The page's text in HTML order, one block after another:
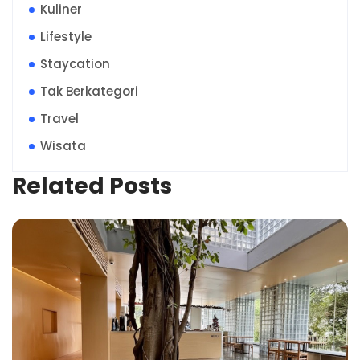
Kuliner
Lifestyle
Staycation
Tak Berkategori
Travel
Wisata
Related Posts